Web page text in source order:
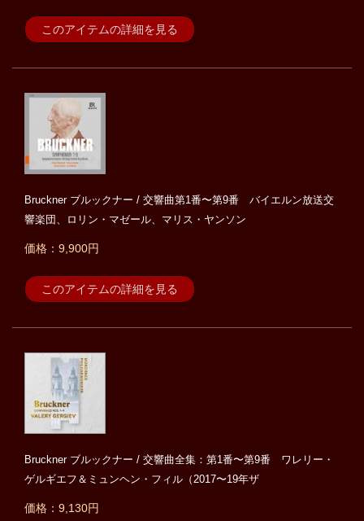
このアイテムの詳細を見る
Bruckner ブルックナー / 交響曲第1番〜第9番 バイエルン放送交
響楽団、ロリン・マゼール、マリス・ヤンソン
価格：9,900円
このアイテムの詳細を見る
Bruckner ブルックナー / 交響曲全集：第1番〜第9番 ワレリー・
ゲルギエフ＆ミュンヘン・フィル（2017〜19年ザ
価格：9,130円